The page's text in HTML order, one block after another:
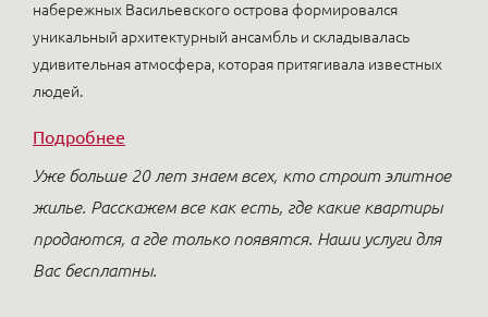
набережных Васильевского острова формировался
уникальный архитектурный ансамбль и складывалась
удивительная атмосфера, которая притягивала известных
людей.
Подробнее
Уже больше 20 лет знаем всех, кто строит элитное
жилье. Расскажем все как есть, где какие квартиры
продаются, а где только появятся. Наши услуги для
Вас бесплатны.